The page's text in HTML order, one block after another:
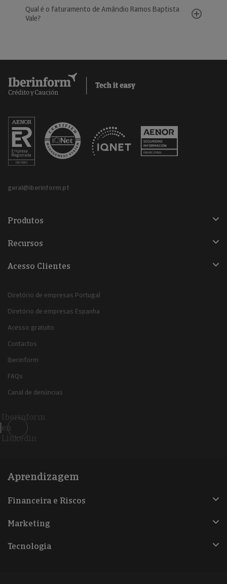
Qual é o faturamento de Amândio Ramos Baptista
Vale?
geral@iberinform.pt
Produtos
Recursos
Acesso Clientes
Diretório de empresas Portugal
Diretório de empresas Espanha
Acesso gratuito
Contactos
Iberinform
FAQs
Canal de denúncias
Iberinform
en
Linkedin
Aprendizagem
Financeira e Riscos
Marketing
Tecnologia